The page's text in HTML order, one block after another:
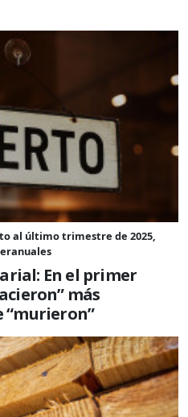
al último trimestre de 2025,
En el primer
más
“murieron”